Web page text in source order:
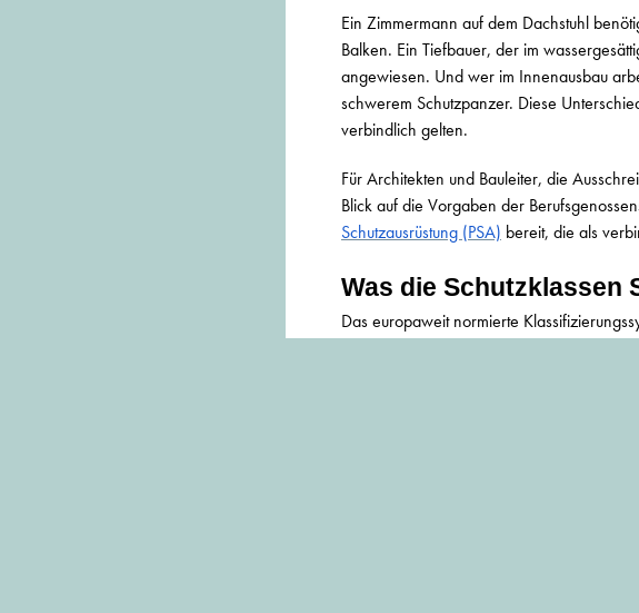
Ein Zimmermann auf dem Dachstuhl
Balken. Ein Tiefbauer, der im
angewiesen. Und wer im Innenausbau
schwerem Schutzpanzer. Diese
verbindlich gelten.
Für Architekten und Bauleiter, die
Blick auf die Vorgaben der
Schutzausrüstung (PSA) bereit, die als
Was die Schutzklassen
Das europaweit normierte